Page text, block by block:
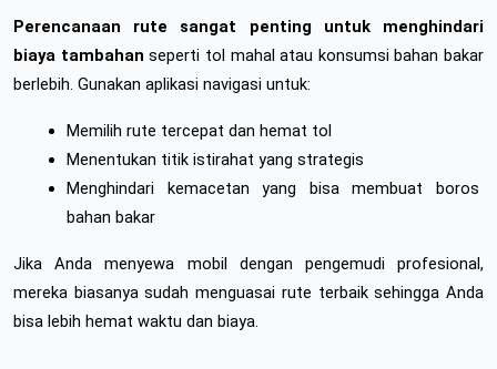
Perencanaan rute sangat penting untuk menghindari
biaya tambahan seperti tol mahal atau konsumsi bahan bakar
berlebih. Gunakan aplikasi navigasi untuk:
Memilih rute tercepat dan hemat tol
Menentukan titik istirahat yang strategis
Menghindari kemacetan yang bisa membuat boros
bahan bakar
Jika Anda menyewa mobil dengan pengemudi profesional,
mereka biasanya sudah menguasai rute terbaik sehingga Anda
bisa lebih hemat waktu dan biaya.